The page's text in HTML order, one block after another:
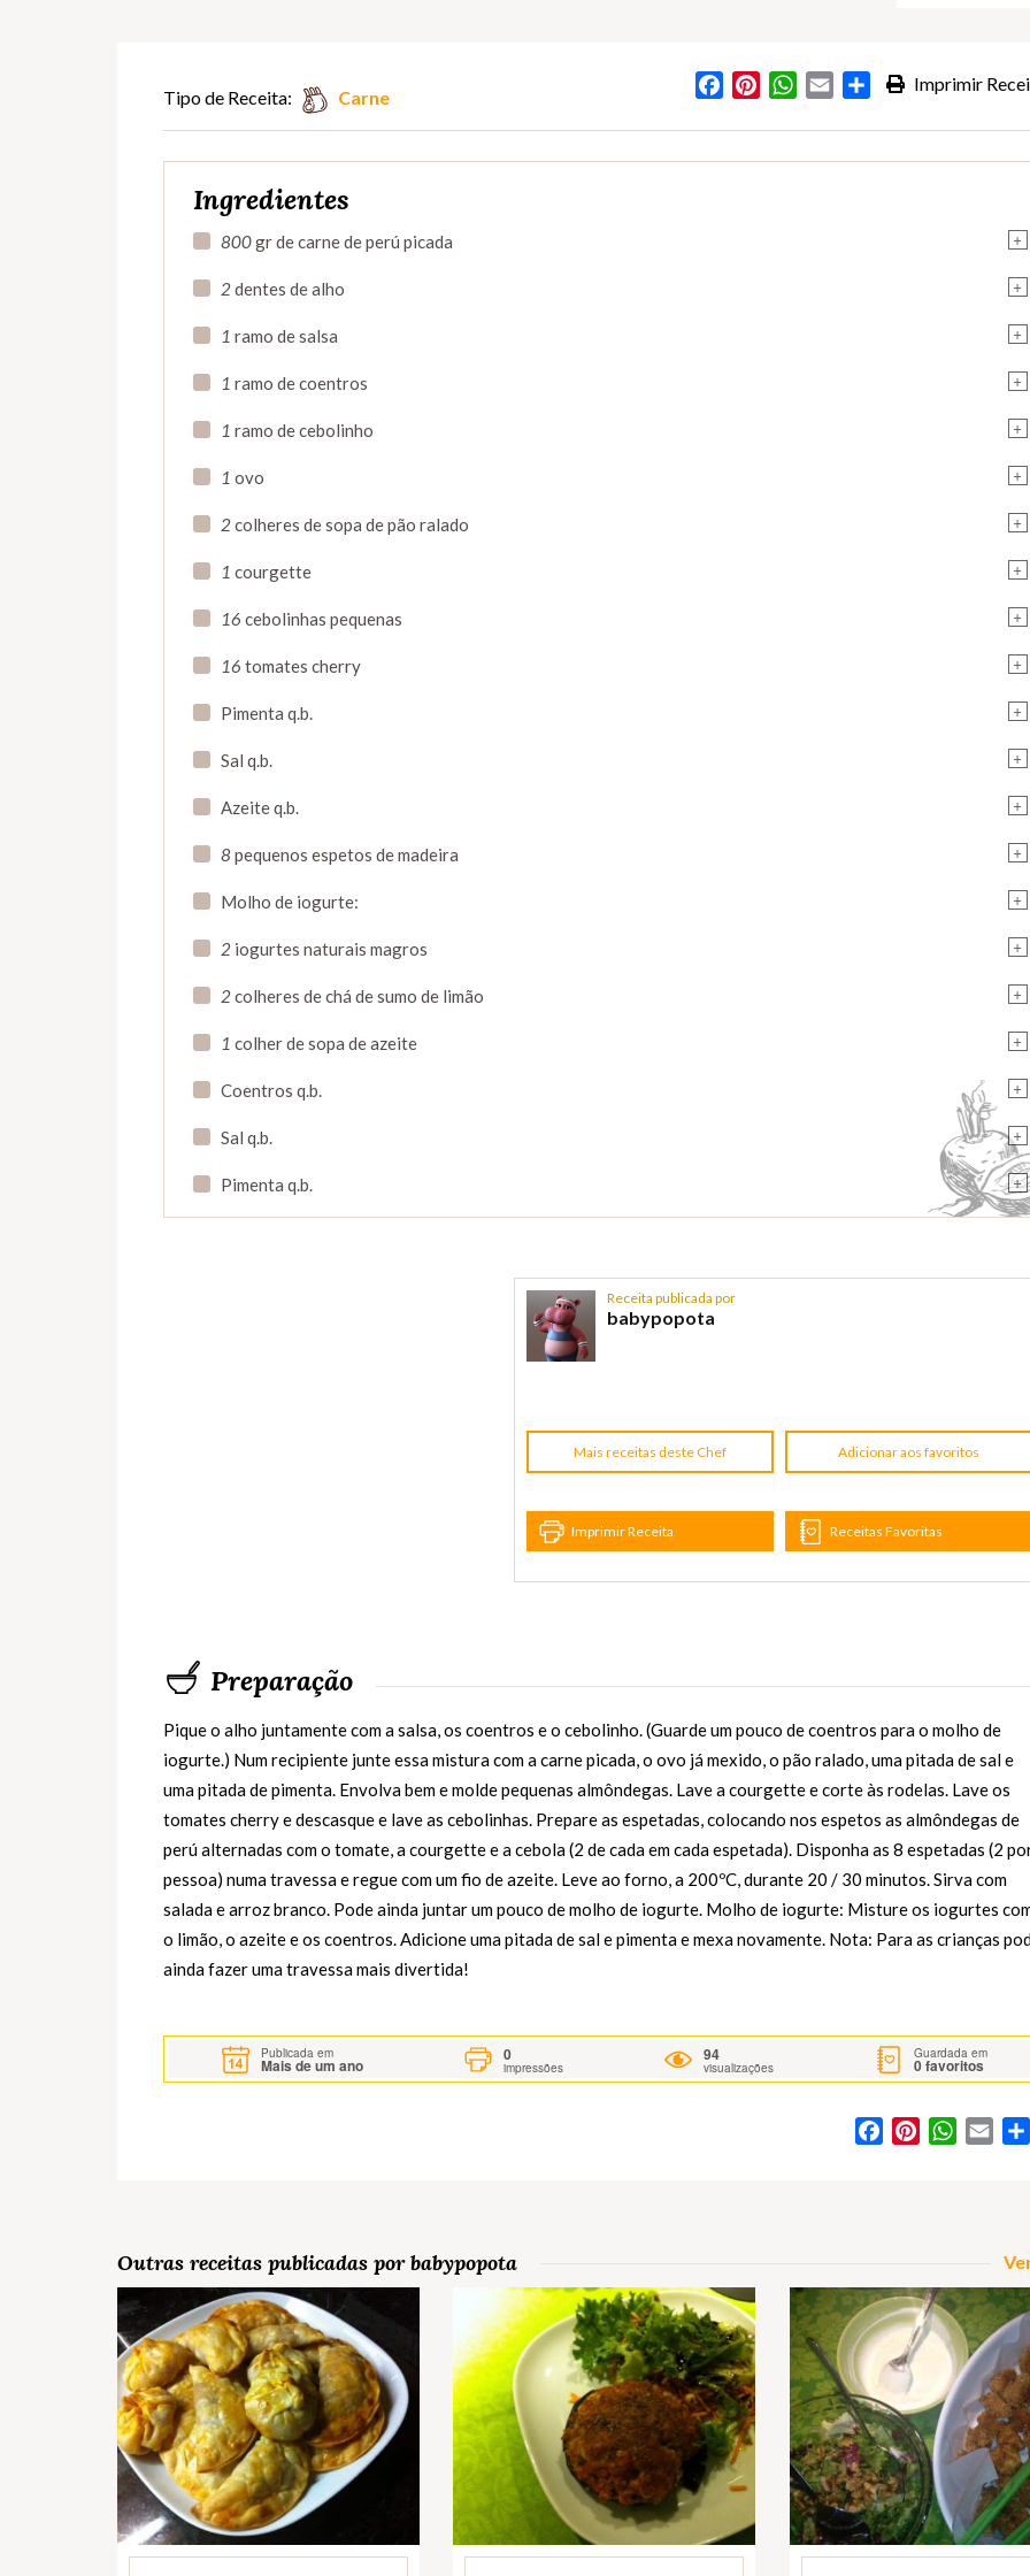
Imprimir
FacebookPinterestWhatsApp
Email Partilhar
Tipo de Receita: Carne
Ingredientes
+
800gr de carne de perú picada
+
2dentes de alho
+
1 ramo de salsa
+
1 ramo de coentros
+
1 ramo de cebolinho
+
1 ovo
+
2colheres de sopa de pão ralado
+
1 courgette
+
16 cebolinhas pequenas
+
16 tomates cherry
+
Pimenta q.b.
+
Sal q.b.
+
Azeite q.b.
+
8 pequenos espetos de madeira
+
Molho de iogurte:
+
2 iogurtes naturais magros
+
2colheres de chá de sumo de limão
+
1 colher de sopa de azeite
+
Coentros q.b.
+
Sal q.b.
+
Pimenta q.b.
Receita publicada por
babypopota
Mais receitas deste Chef Adicionar aos favoritos
Imprimir Receita Receitas Favoritas
Preparação
Pique o alho juntamente com a salsa, os coentros e o cebolinho. (Guarde um pouco de coentros para o molho de
iogurte.) Num recipiente junte essa mistura com a carne picada, o ovo já mexido, o pão ralado, uma pitada de sal e
uma pitada de pimenta. Envolva bem e molde pequenas almôndegas. Lave a courgette e corte às rodelas. Lave os
tomates cherry e descasque e lave as cebolinhas. Prepare as espetadas, colocando nos espetos as almôndegas de
perú alternadas com o tomate, a courgette e a cebola (2 de cada em cada espetada). Disponha as 8 espetadas (2
pessoa) numa travessa e regue com um fio de azeite. Leve ao forno, a 200ºC, durante 20 / 30 minutos. Sirva com
salada e arroz branco. Pode ainda juntar um pouco de molho de iogurte. Molho de iogurte: Misture os iogurtes
o limão, o azeite e os coentros. Adicione uma pitada de sal e pimenta e mexa novamente. Nota: Para as crianças
ainda fazer uma travessa mais divertida!
Publicada em
Mais de um ano
0
impressões
94
visualizações
Guardada em
0favoritos
FacebookPinterestWhatsApp
Email
Outras receitas publicadas por babypopota